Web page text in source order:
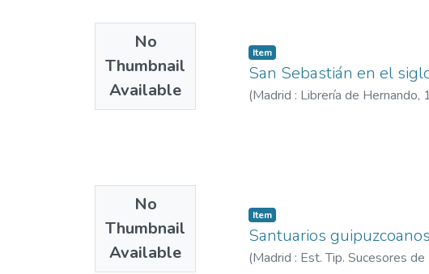
No
Thumbnail
Available
No
Thumbnail
Available
Item
San Sebastián en el
(Madrid : Librería de Hernando,
Item
Santuarios
(Madrid : Est. Tip. Sucesores de